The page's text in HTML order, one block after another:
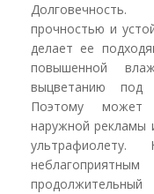
прочностью и
делает ее
повышенной
выцветанию под
Поэтому может
наружной рекламы
ультрафиолету.